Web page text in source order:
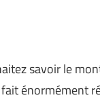
savoir le
énormément